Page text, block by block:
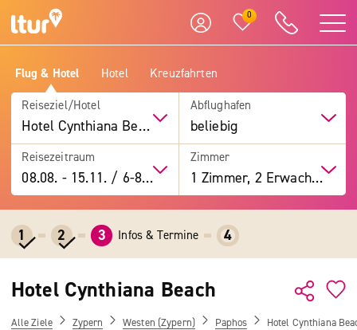
0
Flug & Hotel Hotel Kreuzfahrten
Reiseziel/Hotel
Hotel Cynthiana Beach
Abflughafen
beliebig
Reisezeitraum
08.08. -15.11. / 6-8 Tage
Zimmer
1 Zimmer, 2 Erwachsene
1 2 3 Infos & Termine 4
Hotel Cynthiana Beach
Alle Ziele Zypern Westen (Zypern) Paphos Hotel Cynthiana